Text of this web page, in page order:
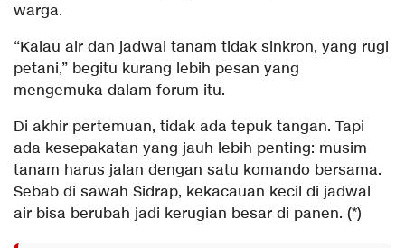
warga.
“Kalau air dan jadwal tanam tidak sinkron, yang rugi
petani,” begitu kurang lebih pesan yang
mengemuka dalam forum itu.
Di akhir pertemuan, tidak ada tepuk tangan. Tapi
ada kesepakatan yang jauh lebih penting: musim
tanam harus jalan dengan satu komando bersama.
Sebab di sawah Sidrap, kekacauan kecil di jadwal
air bisa berubah jadi kerugian besar di panen. (*)